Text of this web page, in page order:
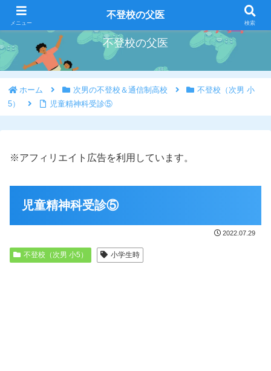
好きな事を好きな時にやろう
不登校の父医
ホーム 次男の不登校＆通信制高校
不登校（次男 小
5）
児童精神科受診⑤
※アフィリエイト広告を利用しています。
児童精神科受診⑤
2022.07.29
不登校（次男 小5） 小学生時
メニュー
不登校の父医
検索